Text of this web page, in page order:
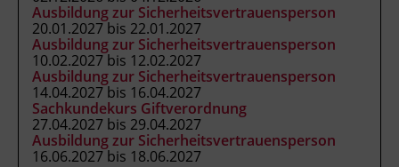
6020 Innsbruck
Terminübersicht
Ausbildung zur Sicherheitsvertrauensperson
20.01.2027 bis 22.01.2027
Ausbildung zur Sicherheitsvertrauensperson
10.02.2027 bis 12.02.2027
Ausbildung zur Sicherheitsvertrauensperson
14.04.2027 bis 16.04.2027
Sachkundekurs Giftverordnung
27.04.2027 bis 29.04.2027
Ausbildung zur Sicherheitsvertrauensperson
16.06.2027 bis 18.06.2027